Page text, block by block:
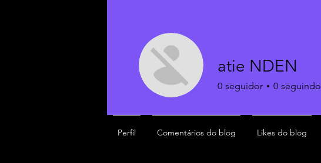
atie NDEN
0 seguidor 0 seguindo
Perfil Comentários do blog Likes do blog